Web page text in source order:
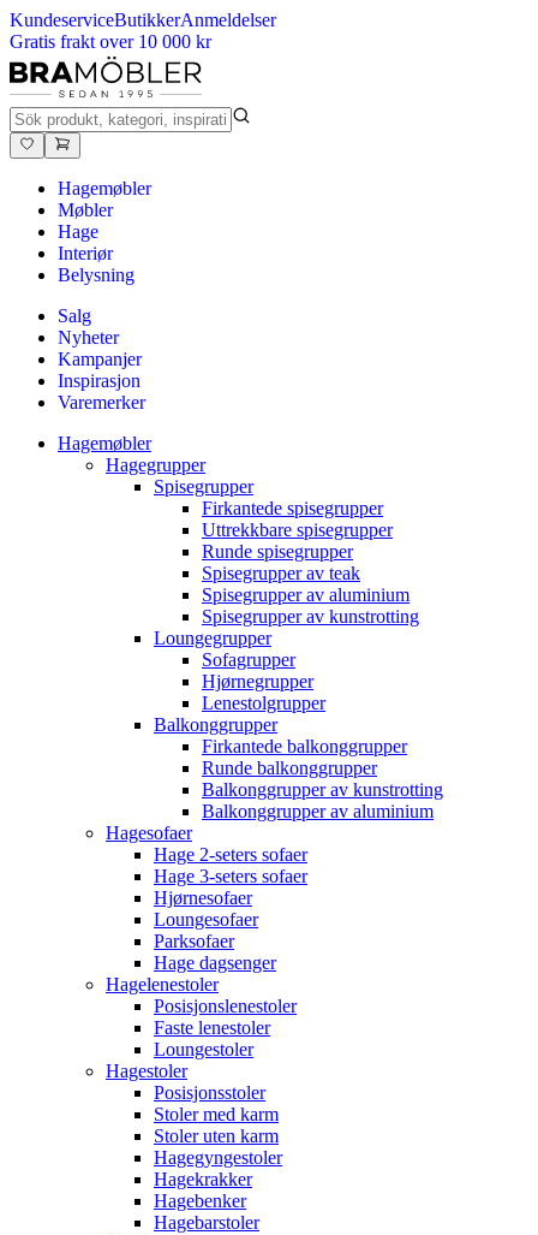
KundeserviceButikkerAnmeldelser
Gratis frakt over 10 000 kr
Hagemøbler
Møbler
Hage
Interiør
Belysning
Salg
Nyheter
Kampanjer
Inspirasjon
Varemerker
Hagemøbler
Hagegrupper
Spisegrupper
Firkantede spisegrupper
Uttrekkbare spisegrupper
Runde spisegrupper
Spisegrupper av teak
Spisegrupper av aluminium
Spisegrupper av kunstrotting
Loungegrupper
Sofagrupper
Hjørnegrupper
Lenestolgrupper
Balkonggrupper
Firkantede balkonggrupper
Runde balkonggrupper
Balkonggrupper av kunstrotting
Balkonggrupper av aluminium
Hagesofaer
Hage 2-seters sofaer
Hage 3-seters sofaer
Hjørnesofaer
Loungesofaer
Parksofaer
Hage dagsenger
Hagelenestoler
Posisjonslenestoler
Faste lenestoler
Loungestoler
Hagestoler
Posisjonsstoler
Stoler med karm
Stoler uten karm
Hagegyngestoler
Hagekrakker
Hagebenker
Hagebarstoler